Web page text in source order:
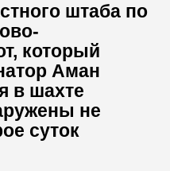
штаба по
который
Аман
в шахте
не
суток